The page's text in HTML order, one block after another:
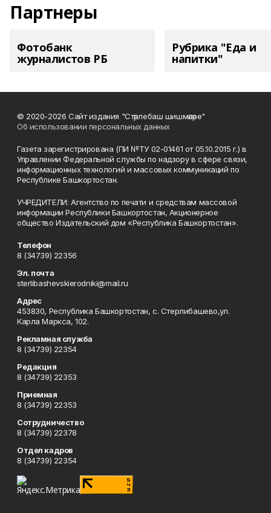
Партнеры
Фотобанк
журналистов РБ
Рубрика "Еда и
напитки"
© 2020-2026 Сайт издания "Стәрлебаш шишмәләре"
Об использовании персональных данных
Газета зарегистрирована (ПИ №ТУ 02-01461 от 05.10.2015 г.) в
Управлении Федеральной службы по надзору в сфере связи,
информационных технологий и массовых коммуникаций по
Республике Башкортостан.
УЧРЕДИТЕЛИ: Агентство по печати и средствам массовой
информации Республики Башкортостан, Акционерное
общество Издательский дом «Республика Башкортостан».
Телефон
8 (34739) 22356
Эл. почта
sterlibashevskierodniki@mail.ru
Адрес
453830, Республика Башкортостан, c. Стерлибашево,ул.
Карла Маркса, 102.
Рекламная служба
8 (34739) 22354
Редакция
8 (34739) 22353
Приемная
8 (34739) 22353
Сотрудничество
8 (34739) 22378
Отдел кадров
8 (34739) 22354